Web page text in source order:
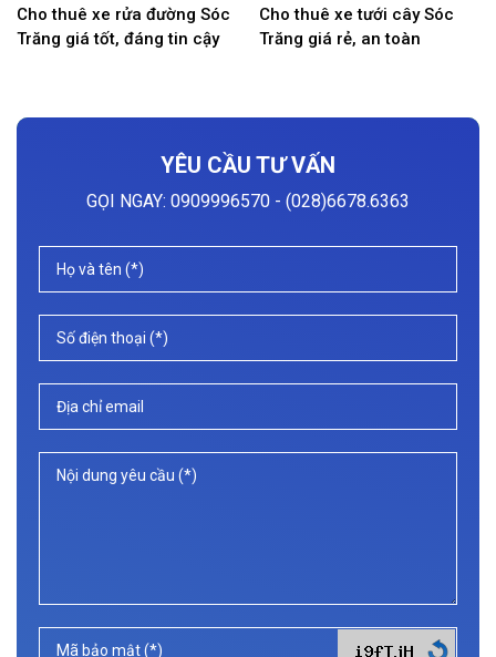
Cho thuê xe rửa đường Sóc
Trăng giá tốt, đáng tin cậy
Cho thuê xe tưới cây Sóc
Trăng giá rẻ, an toàn
YÊU CẦU TƯ VẤN
GỌI NGAY: 0909996570 - (028)6678.6363